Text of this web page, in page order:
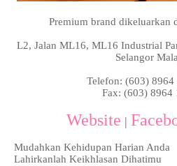
Premium brand dikeluarkan
L2, Jalan ML16, ML16 Industrial
Selangor
Telefon: (603) 8964
Fax: (603) 8964
Website |
Mudahkan Kehidupan Harian Anda
Lahirkanlah Keikhlasan Dihatimu